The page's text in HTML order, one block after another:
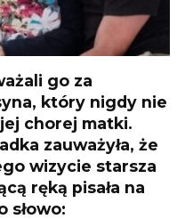
go za
który nigdy nie
chorej matki.
zauważyła, że
wizycie starsza
ręką pisała na
słowo: